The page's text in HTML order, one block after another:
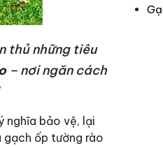
thủ những tiêu
– nơi ngăn cách
nghĩa bảo vệ, lại
gạch ốp tường rào